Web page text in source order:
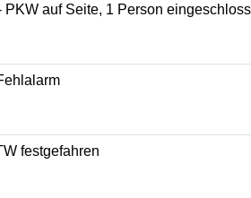
PKW auf Seite, 1 Person
festgefahren